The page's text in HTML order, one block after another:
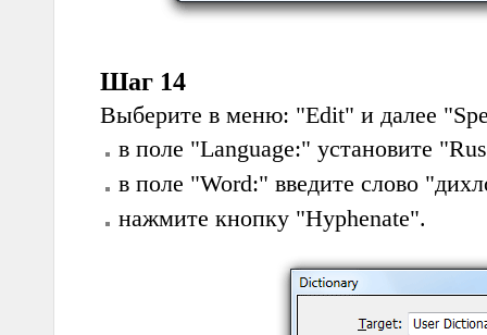
Шаг 14
Выберите в меню: "Edit" и далее
в поле "Language:" установите
в поле "Word:" введите слово
нажмите кнопку "Hyphenate".